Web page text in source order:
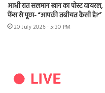
आधी रात सलमान खान का पोस्ट वायरल,
फैंस से पूछा- “आपकी तबीयत कैसी है?”
20 July 2026 - 5:30 PM